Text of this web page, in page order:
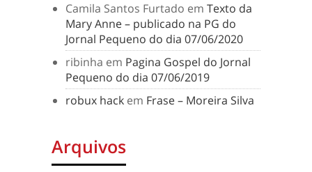
Camila Santos Furtado em Texto da
Mary Anne – publicado na PG do
Jornal Pequeno do dia 07/06/2020
ribinha em Pagina Gospel do Jornal
Pequeno do dia 07/06/2019
robux hack em Frase – Moreira Silva
Arquivos